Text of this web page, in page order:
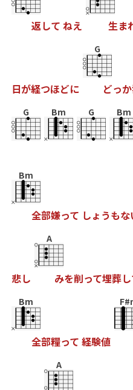
返して ねえ 生ま
日が経つほどに
G
どっか
G Bm G Bm
Bm
全部嫌って しょ うもな
悲し
A
みを削って埋葬し
Bm
全部糧って 経験値
A